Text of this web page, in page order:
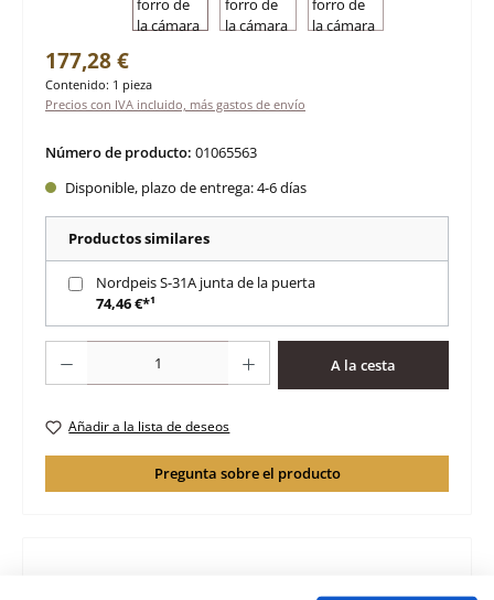
Precio normal:
177,28 €
Contenido: 1 pieza
Precios con IVA incluido, más gastos de envío
Número de producto: 01065563
Disponible, plazo de entrega: 4-6 días
Productos similares
Nordpeis S-31A junta de la puerta
74,46 €*¹
A la cesta
Añadir a la lista de deseos
Pregunta sobre el producto